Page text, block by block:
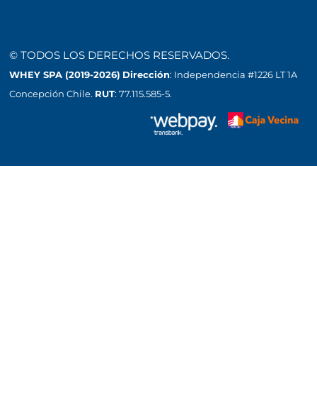
© TODOS LOS DERECHOS RESERVADOS.
WHEY SPA (2019-2026) Dirección: Independencia #1226 LT 1A
Concepción Chile. RUT: 77.115.585-5.